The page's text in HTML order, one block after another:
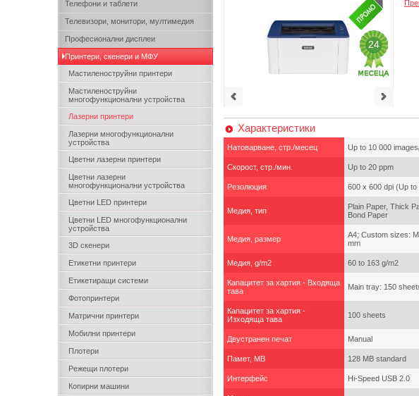
Телефони и таблети
Телевизори, монитори, мултимедия
Професионални дисплеи
Принтери, скенери и МФУ
Мастиленоструйни принтери
Мастиленоструйни
многофункционални устройства
Лазерни принтери
Лазерни многофункционални
устройства
Цветни лазерни принтери
Цветни лазерни
многофункционални устройства
Цветни LED принтери
Цветни LED многофункционални
устройства
3D скенери
Етикетни принтери
Етикетиращи системи
Фотопринтери
Матрични принтери
Мобилни принтери
Плотери
Режещи плотери
Копирни машини
24
Характеристики
Натоварване, стр./месец Up to 10 000
Скорост, стр./мин. Up to 20 ppm
Резолюция 600 x 600 dpi (Up
Медия, тип
Plain Paper, Thick
Bond Paper
Медия, размер
A4; Custom sizes:
mm
Медия, g/m2 60 to 163 g/m2
Капацитет за хартия - Входяща
тава
Main tray: 150
Капацитет за хартия -
Изходяща тава
100 sheets
Двустранен печат Manual
Памет, MB 128 MB standard
Интерфейс Hi-Speed USB 2.0